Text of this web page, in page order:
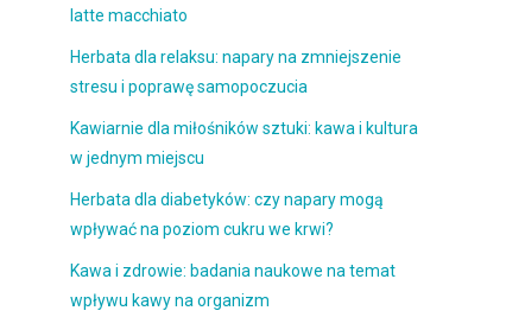
latte macchiato
Herbata dla relaksu: napary na zmniejszenie
stresu i poprawę samopoczucia
Kawiarnie dla miłośników sztuki: kawa i kultura
w jednym miejscu
Herbata dla diabetyków: czy napary mogą
wpływać na poziom cukru we krwi?
Kawa i zdrowie: badania naukowe na temat
wpływu kawy na organizm